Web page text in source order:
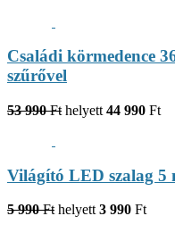
Családi körmedence
szűrővel
53 990 Ft helyett 44 990 Ft
Világító LED szalag 5
5 990 Ft helyett 3 990 Ft